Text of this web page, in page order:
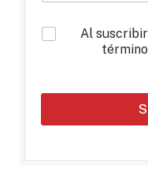
*
Al